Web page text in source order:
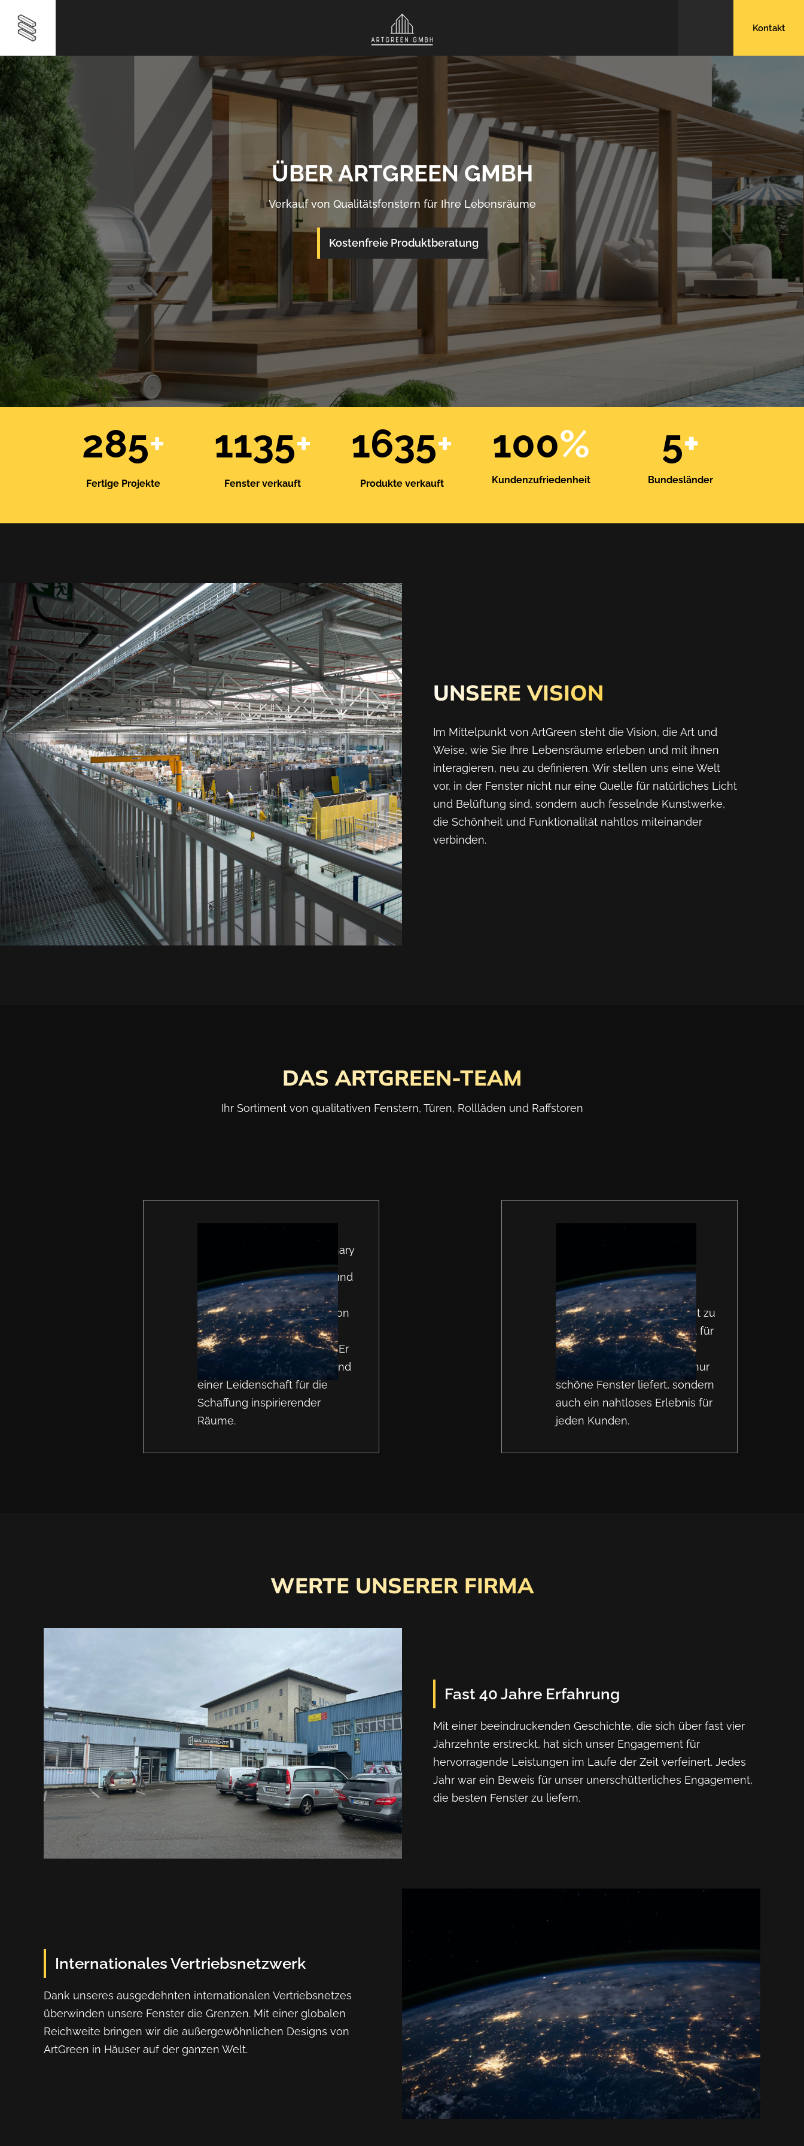
Kontakt
ÜBER ARTGREEN GMBH
Verkauf von Qualitätsfenstern für Ihre Lebensräume
Kostenfreie Produktberatung
285+
Fertige Projekte
1135+
Fenster verkauft
1635+
Produkte verkauft
100%
Kundenzufriedenheit
5+
Bundesländer
UNSERE VISION
Im Mittelpunkt von ArtGreen steht die Vision, die Art und
Weise, wie Sie Ihre Lebensräume erleben und mit ihnen
interagieren, neu zu definieren. Wir stellen uns eine Welt
vor, in der Fenster nicht nur eine Quelle für natürliches Licht
und Belüftung sind, sondern auch fesselnde Kunstwerke,
die Schönheit und Funktionalität nahtlos miteinander
verbinden.
DAS ARTGREEN-TEAM
Ihr Sortiment von qualitativen Fenstern, Türen, Rollläden und Raffstoren
Artur Fraczak
Founder & Creative Visionary
Artur Fraczak, der Gründer und
CEO von ArtGreen, hat das
Unternehmen mit der Mission
gegründet, die Ästhetik von
Fenstern neu zu definieren. Er
leitet das Team im Design und
einer Leidenschaft für die
Schaffung inspirierender
Räume.
Sebastian Hartmann
Operations
Sebastian Hartmann bringt
reichhaltige Erfahrungen mit zu
ArtGreen. Sein Engagement für
operative Exzellenz stellen
sicher, dass ArtGreen nicht nur
schöne Fenster liefert, sondern
auch ein nahtloses Erlebnis für
jeden Kunden.
WERTE UNSERER FIRMA
Fast 40 Jahre Erfahrung
Mit einer beeindruckenden Geschichte, die sich über fast vier
Jahrzehnte erstreckt, hat sich unser Engagement für
hervorragende Leistungen im Laufe der Zeit verfeinert. Jedes
Jahr war ein Beweis für unser unerschütterliches Engagement,
die besten Fenster zu liefern.
Internationales Vertriebsnetzwerk
Dank unseres ausgedehnten internationalen Vertriebsnetzes
überwinden unsere Fenster die Grenzen. Mit einer globalen
Reichweite bringen wir die außergewöhnlichen Designs von
ArtGreen in Häuser auf der ganzen Welt.